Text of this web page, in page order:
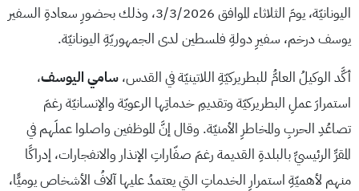
اليونانيّة، يومَ الثلاثاء الموافق 3/3/2026، وذلك بحضورِ سعادةِ السفير
يوسف درخم، سفيرِ دولةِ فلسطين لدى الجمهوريّةِ اليونانيّة.
أكَّد الوكيلُ العامُّ للبطريركيّةِ اللاتينيّة في القدس، سامي اليوسف،
استمرارَ عملِ البطريركيّة وتقديمِ خدماتِها الرعويّة والإنسانيّة رغمَ
تصاعُدِ الحربِ والمخاطرِ الأمنيّة. وقال إنَّ الموظفين واصلوا عملَهم في
المقرِّ الرئيسيِّ بالبلدةِ القديمة رغمَ صفّاراتِ الإنذار والانفجارات، إدراكًا
منهم لأهميّةِ استمرارِ الخدماتِ التي يعتمدُ عليها آلافُ الأشخاص يوميًّا،